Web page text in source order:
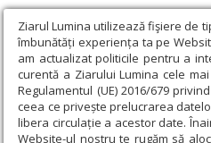
Ziarul Lumina utilizează fişiere de
îmbunătăți experiența ta pe
am actualizat politicile pentru a
curentă a Ziarului Lumina cele
Regulamentul (UE) 2016/679
ceea ce privește prelucrarea
libera circulație a acestor date.
Website-ul nostru te rugăm să